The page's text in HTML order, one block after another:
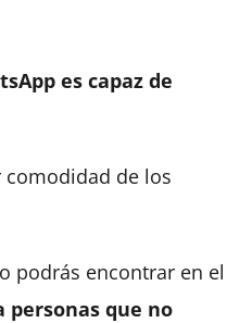
es capaz de
comodidad de los
podrás encontrar en el
personas que no